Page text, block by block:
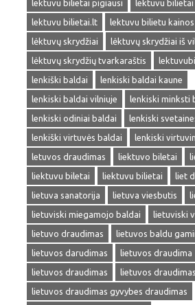
lektuvu bilietai pigiausi
lektuvu bilietai
lektuvu bilietai.lt
lektuvu bilietu kainos
lėktuvų skrydžiai
lėktuvų skrydžiai iš
lėktuvų skrydžių tvarkaraštis
lenkiški baldai
lenkiski baldai kaune
lenkiski baldai vilniuje
lenkiski minksti
lenkiski odiniai baldai
lenkiski
lenkiški virtuvės baldai
lenkiski
letuvos draudimas
liektuvo biletai
liektuvu biletai
liektuvu bilietai
liet
lietuva sanatorija
lietuva viesbutis
lietuviski miegamojo baldai
lietuviski
lietuvo draudimas
lietuvos baldu
lietuvos darudimas
lietuvos draudima
lietuvos draudimas
lietuvos
lietuvos draudimas gyvybes draudimas